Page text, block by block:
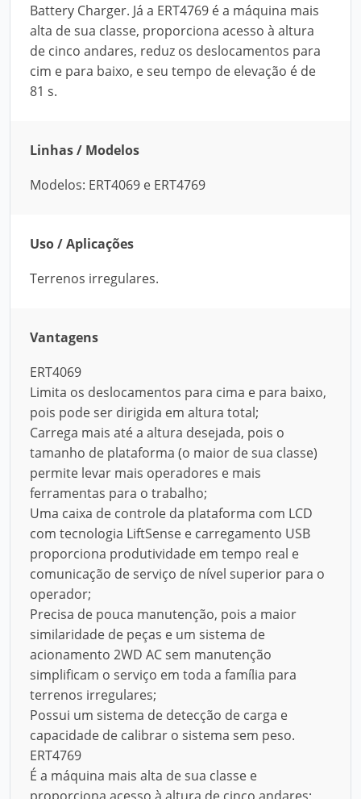
Battery Charger. Já a ERT4769 é a máquina mais
alta de sua classe, proporciona acesso à altura
de cinco andares, reduz os deslocamentos para
cim e para baixo, e seu tempo de elevação é de
81 s.
Linhas / Modelos
Modelos: ERT4069 e ERT4769
Uso / Aplicações
Terrenos irregulares.
Vantagens
ERT4069
Limita os deslocamentos para cima e para baixo,
pois pode ser dirigida em altura total;
Carrega mais até a altura desejada, pois o
tamanho de plataforma (o maior de sua classe)
permite levar mais operadores e mais
ferramentas para o trabalho;
Uma caixa de controle da plataforma com LCD
com tecnologia LiftSense e carregamento USB
proporciona produtividade em tempo real e
comunicação de serviço de nível superior para o
operador;
Precisa de pouca manutenção, pois a maior
similaridade de peças e um sistema de
acionamento 2WD AC sem manutenção
simplificam o serviço em toda a família para
terrenos irregulares;
Possui um sistema de detecção de carga e
capacidade de calibrar o sistema sem peso.
ERT4769
É a máquina mais alta de sua classe e